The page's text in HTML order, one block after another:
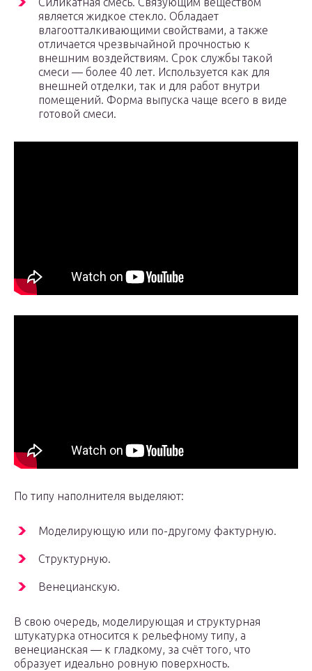
является жидкое стекло. Обладает
влагоотталкивающими свойствами, а также
отличается чрезвычайной прочностью к
внешним воздействиям. Срок службы такой
смеси — более 40 лет. Используется как для
внешней отделки, так и для работ внутри
помещений. Форма выпуска чаще всего в виде
готовой смеси.
По типу наполнителя выделяют:
Моделирующую или по-другому фактурную.
Структурную.
Венецианскую.
В свою очередь, моделирующая и структурная
штукатурка относится к рельефному типу, а
венецианская — к гладкому, за счёт того, что
образует идеально ровную поверхность.